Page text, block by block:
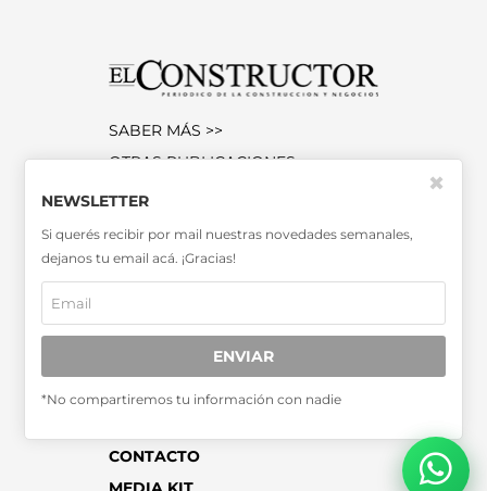
SABER MÁS >>
OTRAS PUBLICACIONES >>
Miembro de la Asociación de
Entidades Periodísticas Argentinas
ADEPA
CONTACTO
NEWSLETTER
Si querés recibir por mail nuestras novedades semanales,
dejanos tu email acá. ¡Gracias!
ENVIAR
*No compartiremos tu información con nadie
✖